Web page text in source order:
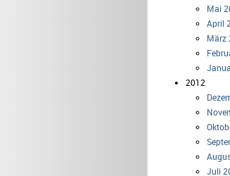
Mai
April
März
2012
Juli